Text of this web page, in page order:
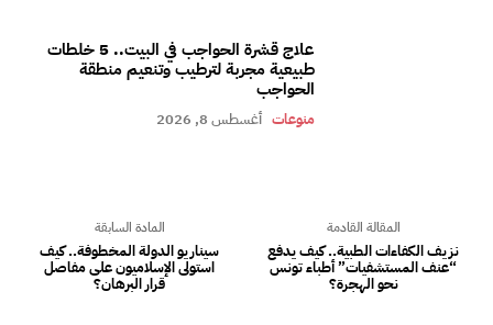
علاج قشرة الحواجب في البيت.. 5 خلطات
طبيعية مجربة لترطيب وتنعيم منطقة
الحواجب
منوعات أغسطس 8, 2026
المادة السابقة
سيناريو الدولة المخطوفة.. كيف
استولى الإسلاميون على مفاصل
قرار البرهان؟
المقالة القادمة
نزيف الكفاءات الطبية.. كيف يدفع
“عنف المستشفيات” أطباء تونس
نحو الهجرة؟